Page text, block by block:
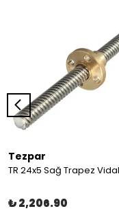
Tezpar
₺ 2,206.90